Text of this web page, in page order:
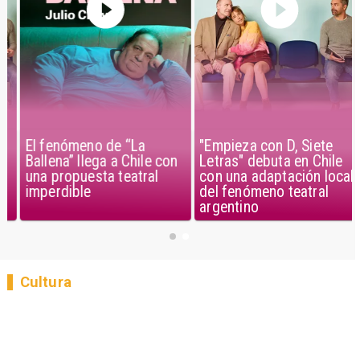
El fenómeno de “La
Ballena” llega a Chile con
una propuesta teatral
imperdible
"Empieza con D, Siete
Letras" debuta en Chile
con una adaptación local
del fenómeno teatral
argentino
Cultura